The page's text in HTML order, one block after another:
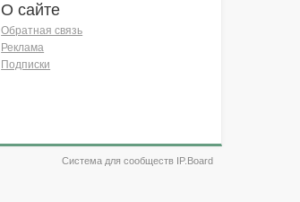
О сайте
Обратная связь
Реклама
Подписки
Система для сообществ IP.Board